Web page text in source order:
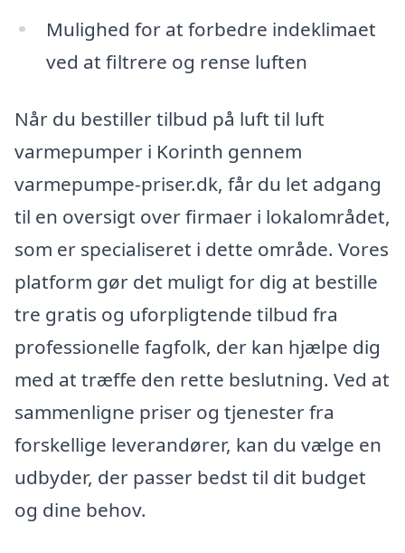
Mulighed for at forbedre indeklimaet
ved at filtrere og rense luften
Når du bestiller tilbud på luft til luft
varmepumper i Korinth gennem
varmepumpe-priser.dk, får du let adgang
til en oversigt over firmaer i lokalområdet,
som er specialiseret i dette område. Vores
platform gør det muligt for dig at bestille
tre gratis og uforpligtende tilbud fra
professionelle fagfolk, der kan hjælpe dig
med at træffe den rette beslutning. Ved at
sammenligne priser og tjenester fra
forskellige leverandører, kan du vælge en
udbyder, der passer bedst til dit budget
og dine behov.